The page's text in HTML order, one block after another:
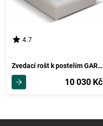
4.7
Zvedací rošt k postelím GARGE 160
10 030 Kč